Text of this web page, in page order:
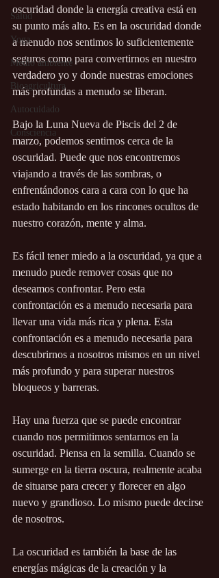
Salud
Yoga
Medio ambiente
Bioagricultura
Autocuidado
Consciencia
oscuridad donde la energía creativa está en
su punto más alto. Es en la oscuridad donde
a menudo nos sentimos lo suficientemente
seguros como para convertirnos en nuestro
verdadero yo y donde nuestras emociones
más profundas a menudo se liberan.
Bajo la Luna Nueva de Piscis del 2 de
marzo, podemos sentirnos cerca de la
oscuridad. Puede que nos encontremos
viajando a través de las sombras, o
enfrentándonos cara a cara con lo que ha
estado habitando en los rincones ocultos de
nuestro corazón, mente y alma.
Es fácil tener miedo a la oscuridad, ya que a
menudo puede remover cosas que no
deseamos confrontar. Pero esta
confrontación es a menudo necesaria para
llevar una vida más rica y plena. Esta
confrontación es a menudo necesaria para
descubrirnos a nosotros mismos en un nivel
más profundo y para superar nuestros
bloqueos y barreras.
Hay una fuerza que se puede encontrar
cuando nos permitimos sentarnos en la
oscuridad. Piensa en la semilla. Cuando se
sumerge en la tierra oscura, realmente acaba
de situarse para crecer y florecer en algo
nuevo y grandioso. Lo mismo puede decirse
de nosotros.
La oscuridad es también la base de las
energías mágicas de la creación y la